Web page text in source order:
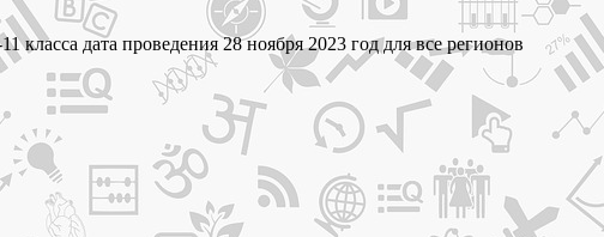
класса дата проведения 28 ноября 2023 год для все регионов